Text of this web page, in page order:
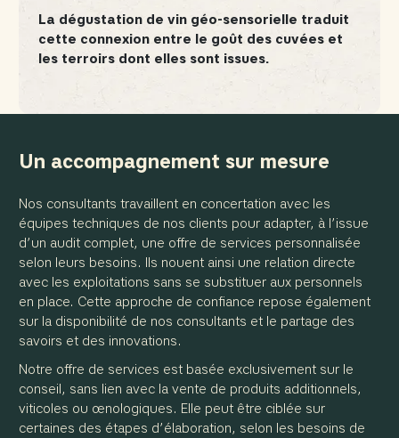
La dégustation de vin géo-sensorielle traduit
cette connexion entre le goût des cuvées et
les terroirs dont elles sont issues.
Un accompagnement sur mesure
Nos consultants travaillent en concertation avec les
équipes techniques de nos clients pour adapter, à l’issue
d’un audit complet, une offre de services personnalisée
selon leurs besoins. Ils nouent ainsi une relation directe
avec les exploitations sans se substituer aux personnels
en place. Cette approche de confiance repose également
sur la disponibilité de nos consultants et le partage des
savoirs et des innovations.
Notre offre de services est basée exclusivement sur le
conseil, sans lien avec la vente de produits additionnels,
viticoles ou œnologiques. Elle peut être ciblée sur
certaines des étapes d’élaboration, selon les besoins de